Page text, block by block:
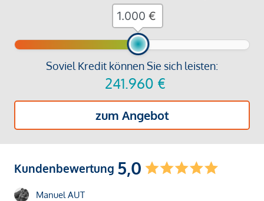
Soviel Kredit können Sie sich leisten:
241.960 €
zum Angebot
€
Kundenbewertung 5,0
Manuel AUT